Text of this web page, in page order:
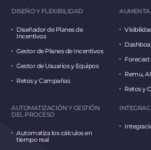
DISEÑO Y FLEXIBILIDAD
Diseñador de Planes de
Incentivos
Gestor de Planes de Incentivos
Gestor de Usuarios y Equipos
Retos y Campañas
AUMENTA
Remu,
Retos y
AUTOMATIZACIÓN Y GESTIÓN
DEL PROCESO
Automatiza los cálculos en
tiempo real